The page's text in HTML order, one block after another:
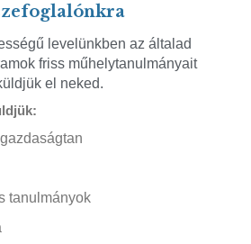
levelünkben az általad
friss műhelytanulmányait
el neked.
tanulmányok